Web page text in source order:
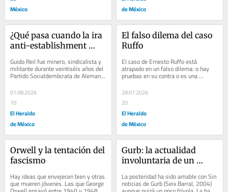
México
de México
¿Qué pasa cuando la ira
anti-establishment
clases?
Guido Reil fue minero, sindicalista y
militante durante veintiséis años del
Partido Socialdemócrata de Alemania
01.08.2026
10
El Heraldo
de México
El falso dilema del caso
Ruffo
El caso de Ernesto Ruffo está
atrapado en un falso dilema: o hay
pruebas en su contra o es una
persecución política. El oficialismo
apela a la...
28.07.2026
20
El Heraldo
de México
Orwell y la tentación del
fascismo
Hay ideas que envejecen bien y otras
que mueren jóvenes. Las que George
Gurb: la actualidad
involuntaria de un
Barcelona
La posteridad ha sido amable con Sin
noticias de Gurb (Seix Barral, 2004)